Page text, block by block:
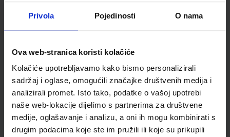
Privola Pojedinosti O nama
Ova web-stranica koristi kolačiće
Kolačiće upotrebljavamo kako bismo personalizirali
sadržaj i oglase, omogućili značajke društvenih medija i
analizirali promet. Isto tako, podatke o vašoj upotrebi
naše web-lokacije dijelimo s partnerima za društvene
medije, oglašavanje i analizu, a oni ih mogu kombinirati s
drugim podacima koje ste im pružili ili koje su prikupili